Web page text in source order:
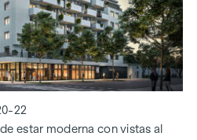
22
estar moderna con vistas al